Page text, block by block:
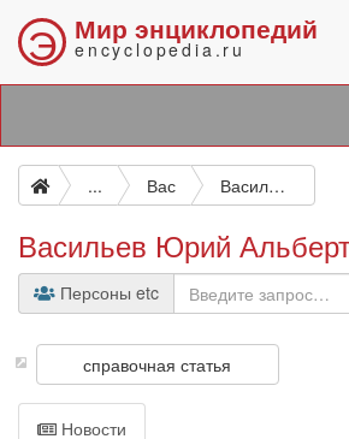
Э Мир энциклопедий
encyclopedia.ru
... Вас Васильев Юрий Альбертович
Васильев Юрий
Персоны etc
справочная статья
Новости